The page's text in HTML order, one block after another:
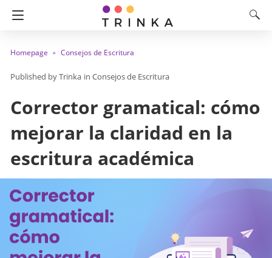
Homepage Consejos de Escritura
Trinka in Consejos de Escritura
Corrector gramatical: cómo
mejorar la claridad en la
escritura académica